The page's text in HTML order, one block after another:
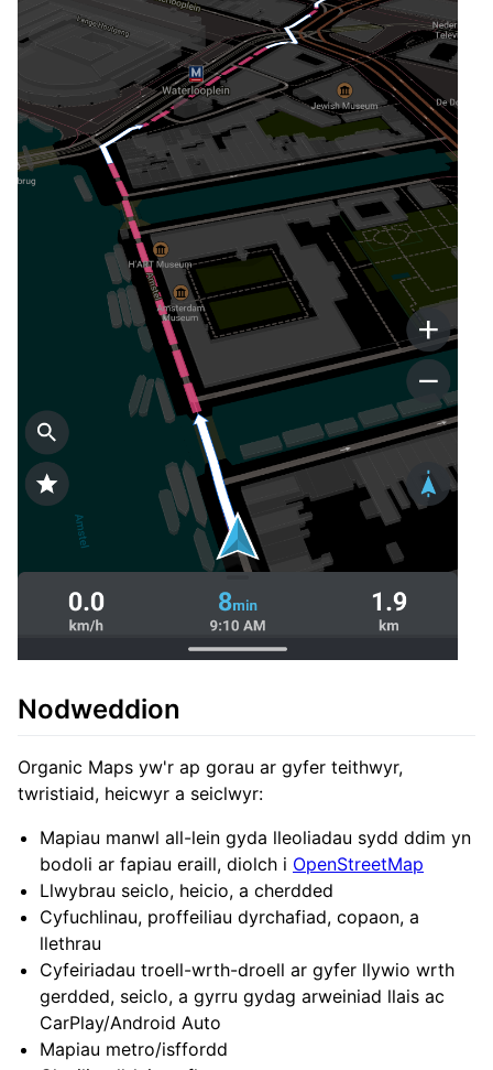
Nodweddion
Organic Maps yw'r ap gorau ar gyfer teithwyr,
twristiaid, heicwyr a seiclwyr:
Mapiau manwl all-lein gyda lleoliadau sydd ddim yn
bodoli ar fapiau eraill, diolch i OpenStreetMap
Llwybrau seiclo, heicio, a cherdded
Cyfuchlinau, proffeiliau dyrchafiad, copaon, a
llethrau
Cyfeiriadau troell-wrth-droell ar gyfer llywio wrth
gerdded, seiclo, a gyrru gydag arweiniad llais ac
CarPlay/Android Auto
Mapiau metro/isffordd